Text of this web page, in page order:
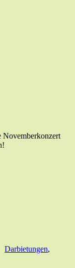
Novemberkonzert
Darbietungen,